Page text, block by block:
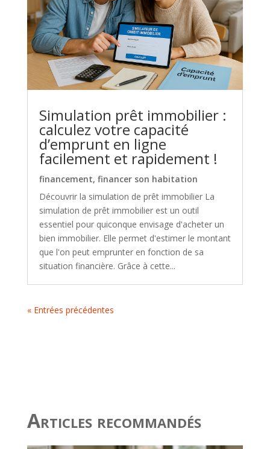
Simulation prêt immobilier :
calculez votre capacité
d’emprunt en ligne
facilement et rapidement !
financement, financer son habitation
Découvrir la simulation de prêt immobilier La
simulation de prêt immobilier est un outil
essentiel pour quiconque envisage d'acheter un
bien immobilier. Elle permet d'estimer le montant
que l'on peut emprunter en fonction de sa
situation financière. Grâce à cette...
« Entrées précédentes
Articles recommandés